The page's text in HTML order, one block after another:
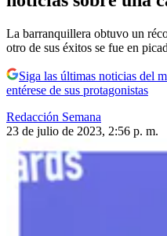
La barranquillera obtuvo un
otro de sus éxitos se fue en
Siga las últimas noticias del
entérese de sus protagonistas
Redacción Semana
23 de julio de 2023, 2:56 p. m.